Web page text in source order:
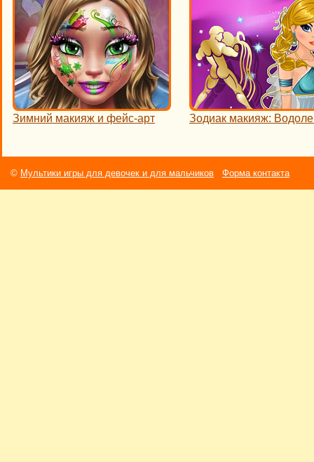
Зимний макияж и фейс-арт Зодиак макияж:
© Мультики игры для девочек и для мальчиков Форма контакта